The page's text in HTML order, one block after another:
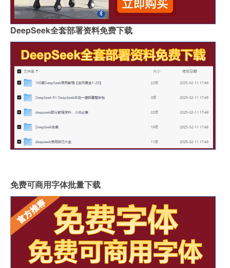
DeepSeek全套部署资料免费下载
免费可商用字体批量下载